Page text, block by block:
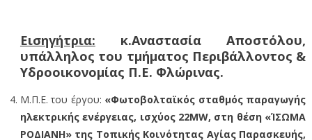
Εισηγήτρια: κ.Αναστασία Αποστόλου,
υπάλληλος του τμήματος Περιβάλλοντος &
Υδροοικονομίας Π.Ε. Φλώρινας.
Μ.Π.Ε. του έργου: «Φωτοβολταϊκός σταθμός παραγωγής
ηλεκτρικής ενέργειας, ισχύος 22MW, στη θέση «ΊΣΩΜΑ
ΡΟΔΙΑΝΗ» της Τοπικής Κοινότητας Αγίας Παρασκευής,